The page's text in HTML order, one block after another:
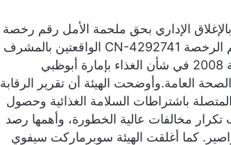
الإداري بحق ملحمة الأمل رقم رخصة
CN-4860828 وملحمة الأيهم لتجارة اللحوم فرع رقم الرخصة CN-4292741 الواقعتين بالمشرف
مول – أبوظبي، وذلك لمخالفتهما القانون رقم (2) لسنة 2008 في شأن الغذاء بإمارة أبوظبي
العامة.وأوضحت الهيئة أن تقرير الرقابة
باشتراطات السلامة الغذائية وحصول
تكرار مخالفات عالية الخطورة، وأهمها رصد
كما أغلقت الهيئة سوبرماركت سيفوي